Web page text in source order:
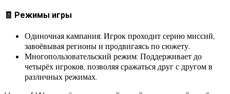
🧾 Режимы игры
Одиночная кампания: Игрок проходит серию миссий,
завоёвывая регионы и продвигаясь по сюжету.
Многопользовательский режим: Поддерживает до
четырёх игроков, позволяя сражаться друг с другом в
различных режимах.